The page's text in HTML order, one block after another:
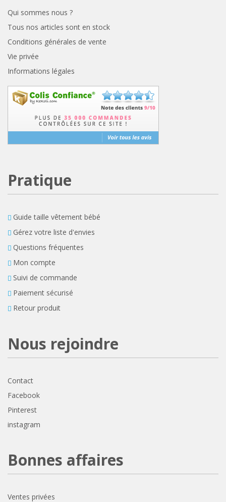
Qui sommes nous ?
Tous nos articles sont en stock
Conditions générales de vente
Vie privée
Informations légales
Pratique
Guide taille vêtement bébé
Gérez votre liste d'envies
Questions fréquentes
Mon compte
Suivi de commande
Paiement sécurisé
Retour produit
Nous rejoindre
Contact
Facebook
Pinterest
instagram
Bonnes affaires
Ventes privées